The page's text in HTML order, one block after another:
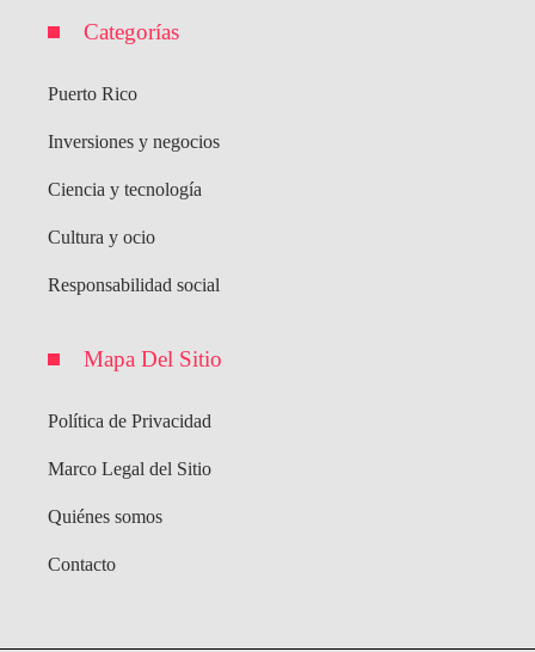
Categorías
Puerto Rico
Inversiones y negocios
Ciencia y tecnología
Cultura y ocio
Responsabilidad social
Mapa Del Sitio
Política de Privacidad
Marco Legal del Sitio
Quiénes somos
Contacto